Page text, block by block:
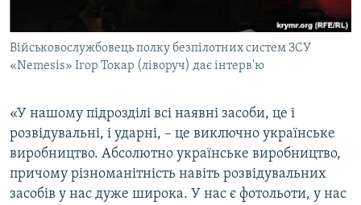
Військовослужбовець полку безпілотних систем ЗСУ
«Nemesis» Ігор Токар (ліворуч) дає інтерв'ю
«У нашому підрозділі всі наявні засоби, це і
розвідувальні, і ударні, – це виключно українське
виробництво. Абсолютно українське виробництво,
причому різноманітність навіть розвідувальних
засобів у нас дуже широка. У нас є фотольоти, у нас